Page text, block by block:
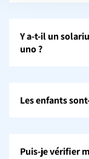
Y a-t-il un
uno ?
Les enfants
Puis-je vérifier